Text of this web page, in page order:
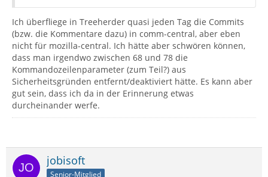
Ich überfliege in Treeherder quasi jeden Tag die Commits
(bzw. die Kommentare dazu) in comm-central, aber eben
nicht für mozilla-central. Ich hätte aber schwören können,
dass man irgendwo zwischen 68 und 78 die
Kommandozeilenparameter (zum Teil?) aus
Sicherheitsgründen entfernt/deaktiviert hätte. Es kann aber
gut sein, dass ich da in der Erinnerung etwas
durcheinander werfe.
jobisoft
Senior-Mitglied